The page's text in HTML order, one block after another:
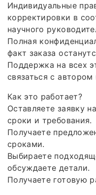
Индивидуальные
корректировки в
научного
Полная
факт заказа
Поддержка на всех
связаться с
Как это работает?
Оставляете заявку
сроки и требования.
Получаете
сроками.
Выбираете
обсуждаете детали.
Получаете готовую